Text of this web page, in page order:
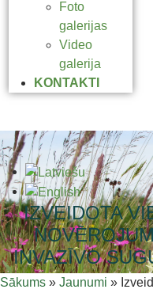
Foto
galerijas
Video
galerija
KONTAKTI
IZVEIDOTA
INVAZĪVO
Sākums » Jaunumi »